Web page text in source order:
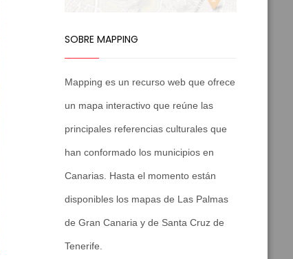
SOBRE MAPPING
Mapping es un recurso web que ofrece
un mapa interactivo que reúne las
principales referencias culturales que
han conformado los municipios en
Canarias. Hasta el momento están
disponibles los mapas de Las Palmas
de Gran Canaria y de Santa Cruz de
Tenerife.